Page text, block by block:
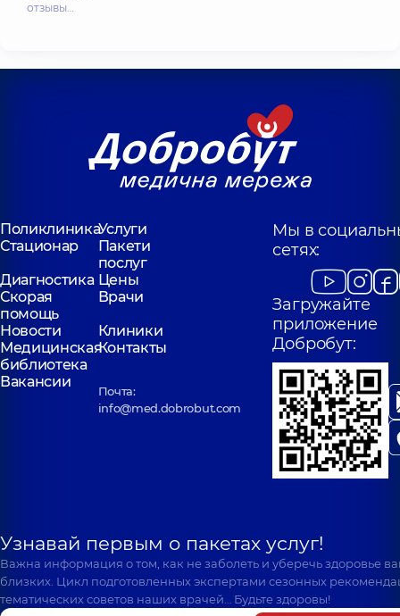
отзывы…
ПоликлиникаУслуги
Стационар
Пакети
послуг
Диагностика Цены
Скорая
помощь
Врачи
Новости
Клиники
Медицинская
библиотека
Контакты
Вакансии
Почта:
info@med.dobrobut.com
Мы в
сетях:
Загружайте
приложение
Добробут:
Узнавай первым о пакетах услуг!
Важна информация о том, как не заболеть и уберечь здоровье
близких. Цикл подготовленных экспертами сезонных
тематических советов наших врачей… Будьте здоровы!